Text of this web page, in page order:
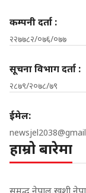
कम्पनी दर्ता :
२२७७८२/०७६/०७७
सूचना विभाग दर्ता :
२८७९/२०७८/७९
ईमेल:
हाम्रो बारेमा